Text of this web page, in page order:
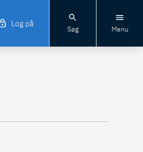
Log på
Søg Menu